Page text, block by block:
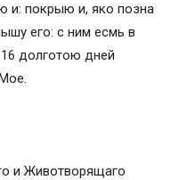
и: покрыю и, яко позна
его: с ним есмь в
долготою дней
и Животворящаго